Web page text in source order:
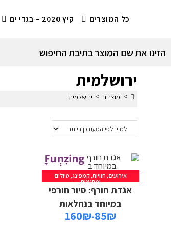
כל המוצרים קיץ 2020 – בגדי ים
הזינו את שם המוצר בתיבת החיפוש
ירושלמית
> מוצרים > ירושלמית
אירועים, חוויות,קמפינג, טיולים
ומחנאות
אגדת חורף: סיור חורפי
במיוחד בנחלאות
85₪-160₪